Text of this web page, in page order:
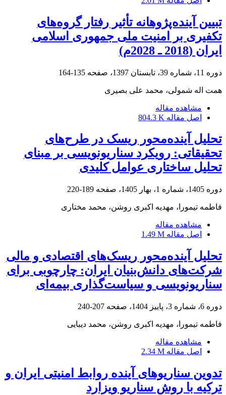
تبیین آینده‌پژوهانه تأثیر رفتار گروه‌های
تکفیری بر امنیت ملی جمهوری اسلامی
ایران (2018 ـ 2028م)
دوره 11، شماره 39، تابستان 1397، صفحه 135-164
همت اله شمولی، محمد علی بصیری
مشاهده مقاله
اصل مقاله 804.3 K
تحلیل آینده‌محور ریسک در طرح‌های
تحقیقاتی: رویکرد سناریونویسی بر مبنای
تحلیل ساختاری عوامل کلیدی
دوره 1405، شماره 1، بهار 1405، صفحه 189-220
فاطمه تیمورا، مهدیه اکبری روشن، محمد مختاری
مشاهده مقاله
اصل مقاله 1.49 M
تحلیل آینده‌محور ریسک‌های اقتصادی و مالی
شرکت‌های دانش‌بنیان ایران: چارچوبی برای
سناریونویسی و سیاست‌گذاری بیمه‌ای
دوره 6، شماره 3، پاییز 1404، صفحه 207-240
فاطمه تیمورا، مهدیه اکبری روشن، محمد دیبایی
مشاهده مقاله
اصل مقاله 2.34 M
تدوین سناریوهای آینده روابط امنیتی ایران و
ترکیه با روش سناریو ویزارد